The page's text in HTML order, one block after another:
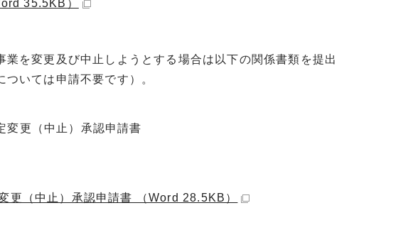
35.5KB）
を変更及び中止しようとする場合は以下の関係書類を提出
いては申請不要です）。
変更（中止）承認申請書
更（中止）承認申請書 （Word 28.5KB）